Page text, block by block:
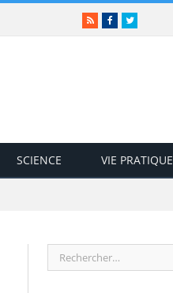
RSSFacebookTwitter
SCIENCE VIE PRATIQUE